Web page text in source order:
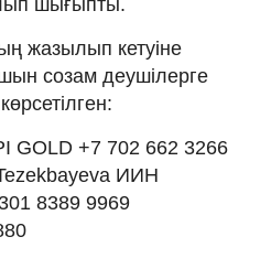
жазылып кетуіне
созам деушілерге
+7 702 662 3266
ИИН
8389 9969